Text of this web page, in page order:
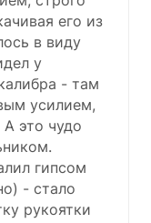
его из
в виду
у
- там
усилием,
это чудо
гипсом
- стало
рукоятки